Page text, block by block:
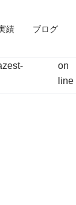
績 ブログ
on
line